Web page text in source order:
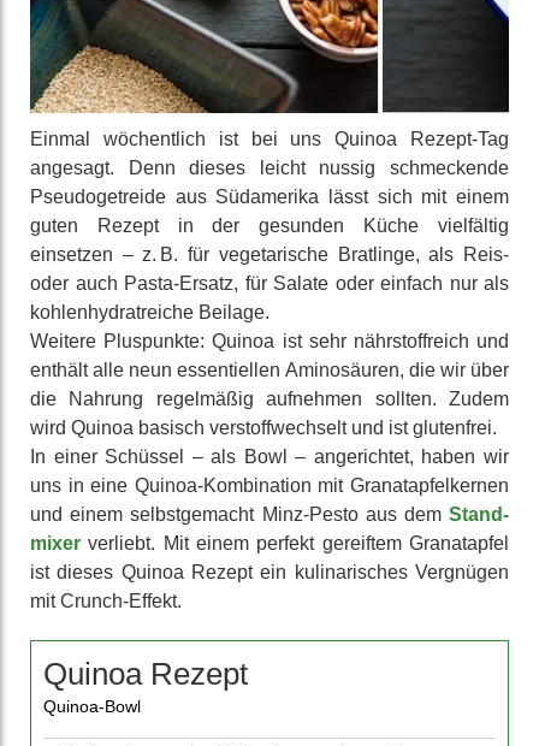
Einmal wöchent­lich ist bei uns Quinoa Rezept-Tag
angesagt. Denn dieses leicht nussig schmeckende
Pseudo­getreide aus Süd­amerika lässt sich mit einem
guten Rezept in der gesunden Küche viel­fältig
einsetzen – z. B. für vege­tarische Bratlinge, als Reis-
oder auch Pasta-Ersatz, für Salate oder einfach nur als
kohlen­hydrat­reiche Beilage.
Weitere Plus­punkte: Quinoa ist sehr nähr­stoff­reich und
enthält alle neun essen­tiellen Amino­säuren, die wir über
die Nahrung regel­mäßig aufnehmen sollten. Zudem
wird Quinoa basisch ver­stoff­wechselt und ist gluten­frei.
In einer Schüssel – als Bowl – angerichtet, haben wir
uns in eine Quinoa-Kombi­nation mit Granat­apfel­kernen
und einem selbst­gemacht Minz-Pesto aus dem Stand­
mixer verliebt. Mit einem perfekt gereiftem Granat­apfel
ist dieses Quinoa Rezept ein kuli­narisches Vergnügen
mit Crunch-Effekt.
Quinoa Rezept
Quinoa-Bowl